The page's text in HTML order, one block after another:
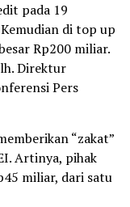
pada 19
di top up
Rp200 miliar.
Direktur
Pers
“zakat”
Artinya, pihak
miliar, dari satu